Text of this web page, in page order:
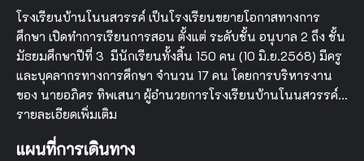
โรงเรียนบ้านโนนสวรรค์ เป็นโรงเรียนขยายโอกาสทางการ
ศึกษา เปิดทำการเรียนการสอน ตั้งแต่ ระดับชั้น อนุบาล 2 ถึง ชั้น
มัธยมศึกษาปีที่ 3 มีนักเรียนทั้งสิ้น 150 คน (10 มิ.ย.2568) มีครู
และบุคลากรทางการศึกษา จำนวน 17 คน โดยการบริหารงาน
ของ นายอภิศร ทิพเสนา ผู้อำนวยการโรงเรียนบ้านโนนสวรรค์…
รายละเอียดเพิ่มเติม
แผนที่การเดินทาง